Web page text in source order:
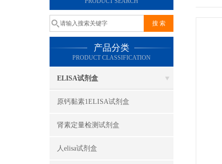
产品分类
PRODUCT CLASSIFICATION
ELISA试剂盒
原钙黏素1ELISA试剂盒
肾素定量检测试剂盒
人elisa试剂盒